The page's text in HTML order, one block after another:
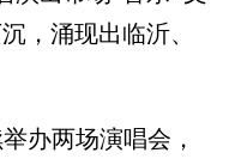
，涌现出临沂、
办两场演唱会，